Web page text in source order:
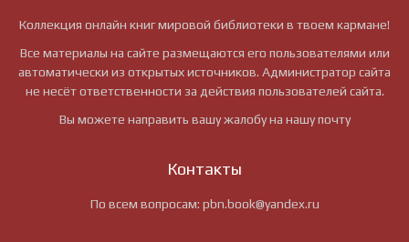
Коллекция онлайн книг мировой библиотеки в твоем кармане!
Все материалы на сайте размещаются его пользователями или
автоматически из открытых источников. Администратор сайта
не несёт ответственности за действия пользователей сайта.
Вы можете направить вашу жалобу на нашу почту
Контакты
По всем вопросам: pbn.book@yandex.ru